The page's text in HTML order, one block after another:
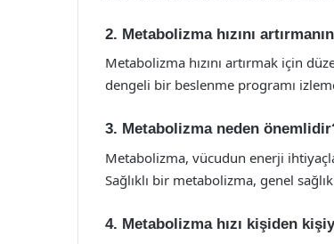
2. Metabolizma hızını
Metabolizma hızını artırmak için
dengeli bir beslenme programı
3. Metabolizma neden
Metabolizma, vücudun enerji
Sağlıklı bir metabolizma, genel
4. Metabolizma hızı kişiden